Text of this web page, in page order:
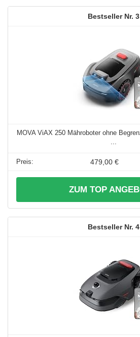
3
MOVA ViAX 250 Mähroboter ohne
...
479,00 €
ZUM TOP
4